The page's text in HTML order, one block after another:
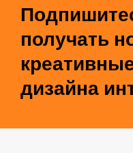
получать
дизайна